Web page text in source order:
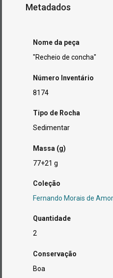
Metadados
Nome da peça
"Recheio de concha"
Número Inventário
8174
Tipo de Rocha
Sedimentar
Massa (g)
77+21 g
Coleção
Fernando Morais de
Quantidade
2
Conservação
Boa